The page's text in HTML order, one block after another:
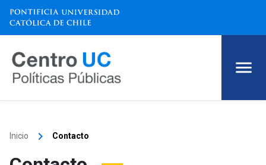
Inicio keyboard_arrow_right Contacto